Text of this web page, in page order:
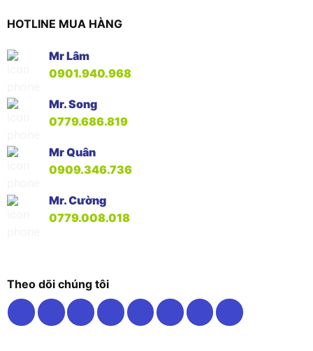
HOTLINE MUA HÀNG
Mr Lâm
0901.940.968
Mr. Song
0779.686.819
Mr Quân
0909.346.736
Mr. Cường
0779.008.018
Theo dõi chúng tôi